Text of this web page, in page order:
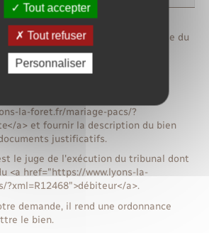
titre exécutoire ordonnant la remise du
demander au juge une <a
la-foret.fr/mariage-pacs/?
de délivrer ou de restituer</a>.
demande par <a
la-foret.fr/mariage-pacs/?
a> et fournir la description du bien
justificatifs.
le juge de l'exécution du tribunal dont
<a href="https://www.lyons-la-
?xml=R12468">débiteur</a>.
demande, il rend une ordonnance
le bien.
Tout accepter
Tout refuser
Personnaliser